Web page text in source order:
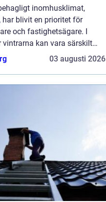
inomhusklimat,
har blivit en prioritet för
och fastighetsägare. I
vintrarna kan vara särskilt
visat sig vara en
03 augusti 2026